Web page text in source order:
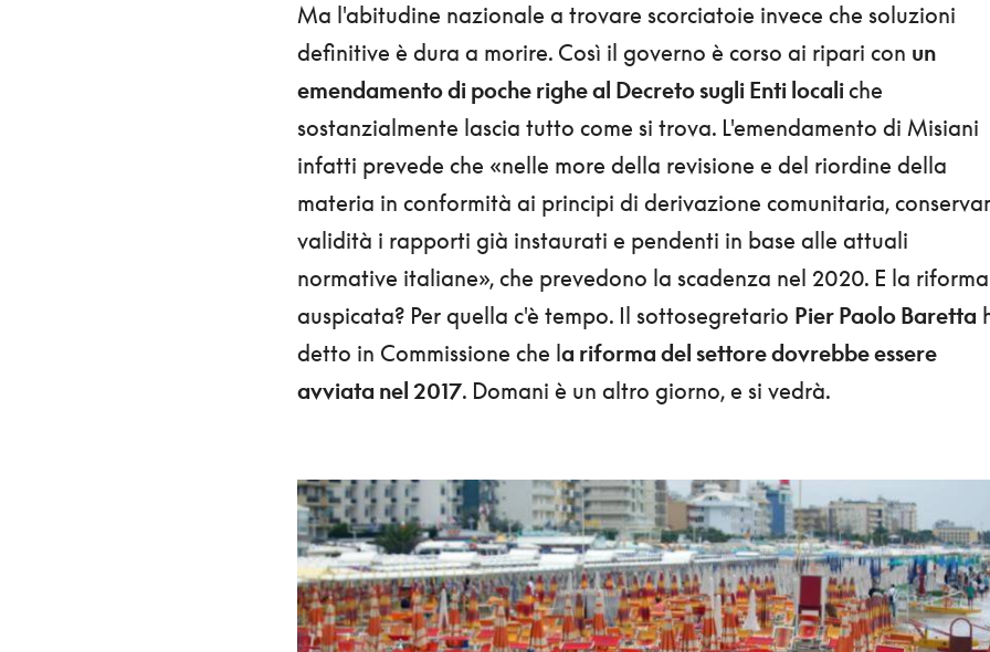
Ma l'abitudine nazionale a trovare scorciatoie invece che soluzioni
definitive è dura a morire. Così il governo è corso ai ripari con un
emendamento di poche righe al Decreto sugli Enti localiche
sostanzialmente lascia tutto come si trova. L'emendamento di Misiani
infatti prevede che «nelle more della revisione e del riordine della
materia in conformità ai principi di derivazione comunitaria,
validità i rapporti già instaurati e pendenti in base alle attuali
normative italiane», che prevedono la scadenza nel 2020. E la riforma
auspicata? Per quella c'è tempo. Il sottosegretario Pier Paolo Baretta
detto in Commissione che la riforma del settore dovrebbe essere
avviata nel 2017. Domani è un altro giorno, e si vedrà.